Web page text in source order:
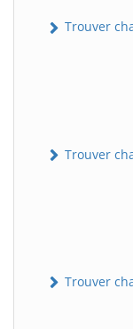
Trouver
Trouver
Trouver